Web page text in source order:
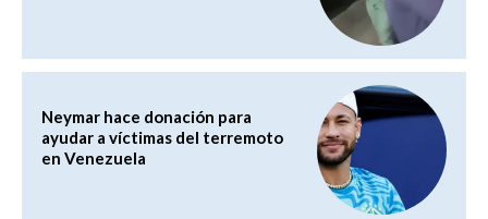
Neymar hace donación para
ayudar a víctimas del terremoto
en Venezuela